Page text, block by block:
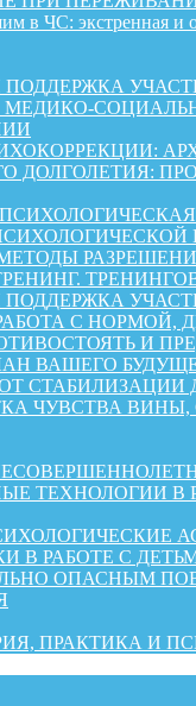
в ЧС: экстренная и
ДОЛГОЛЕТИЯ:
С НОРМОЙ,
И
ВАШЕГО
ЧУВСТВА
ТЕХНОЛОГИИ
В РАБОТЕ С
ОПАСНЫМ
ПРАКТИКА И